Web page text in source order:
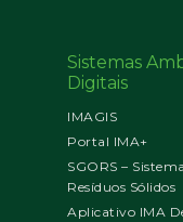
Sistemas
Digitais
IMAGIS
Portal IMA+
SGORS –
Resíduos Sólidos
Aplicativo IMA